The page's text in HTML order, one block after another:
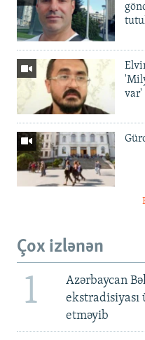
var'
Çox izlənən
1
Azərbaycan
etməyib